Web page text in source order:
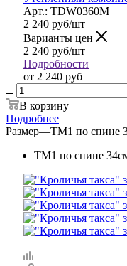
Арт.: TDW0360M
2 240 руб/шт
Варианты цен
2 240 руб/шт
Подробности
от 2 240 руб
В корзину
Подробнее
Размер—ТМ1 по спине
ТМ1 по спине